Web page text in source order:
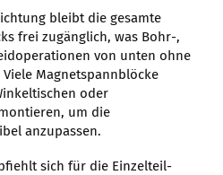
bleibt die gesamte
frei zugänglich, was Bohr-,
von unten ohne
Magnetspannblöcke
oder
um die
anzupassen.
sich für die Einzelteil-